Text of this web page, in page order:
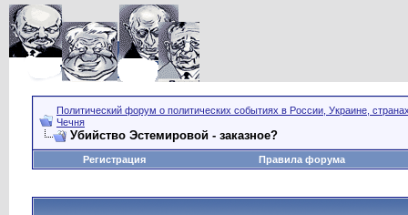
Политический форум о политических событиях в России, Украине,
Чечня
Убийство Эстемировой - заказное?
Регистрация Правила форума